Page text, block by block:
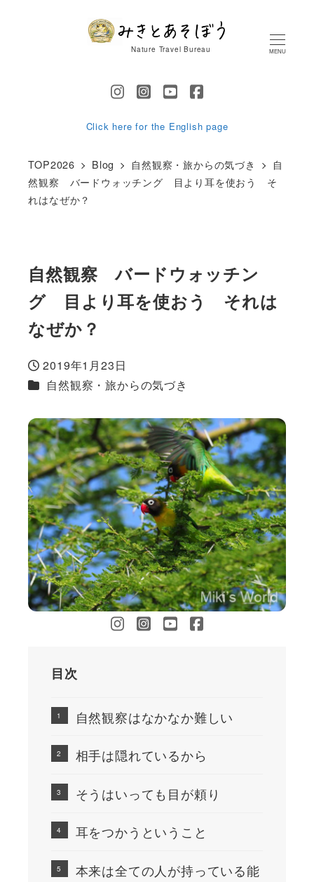
Nature Travel Bureau MENU
Click here for the English page
TOP2026 Blog 自然観察・旅からの気づき
自
然観察 バードウォッチング 目より耳を使おう そ
れはなぜか？
自然観察 バードウォッチン
グ 目より耳を使おう それは
なぜか？
投稿日
2019年1月23日
カテゴリー
自然観察・旅からの気づき
目次
自然観察はなかなか難しい
相手は隠れているから
そうはいっても目が頼り
耳をつかうということ
本来は全ての人が持っている能